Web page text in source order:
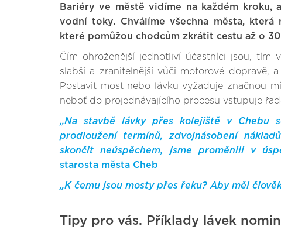
Bariéry ve městě vidíme na každém
vodní toky. Chválíme všechna města,
které pomůžou chodcům zkrátit cestu až o
Čím ohroženější jednotliví účastníci jsou, tím
slabší a zranitelnější vůči motorové dopravě,
Postavit most nebo lávku vyžaduje značnou
neboť do projednávajícího procesu vstupuje
„Na stavbě lávky přes kolejiště v Chebu
prodloužení termínů, zdvojnásobení
skončit neúspěchem, jsme proměnili v
starosta města Cheb
„K čemu jsou mosty přes řeku? Aby měl
Tipy pro vás. Příklady lávek